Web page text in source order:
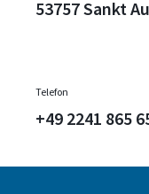
53757 Sankt
Telefon
+49 2241 865